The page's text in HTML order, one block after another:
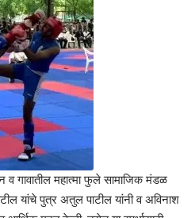
व गावातील महात्मा फुले सामाजिक मंडळ
यांचे पुत्र अतुल पाटील यांनी व अविनाश